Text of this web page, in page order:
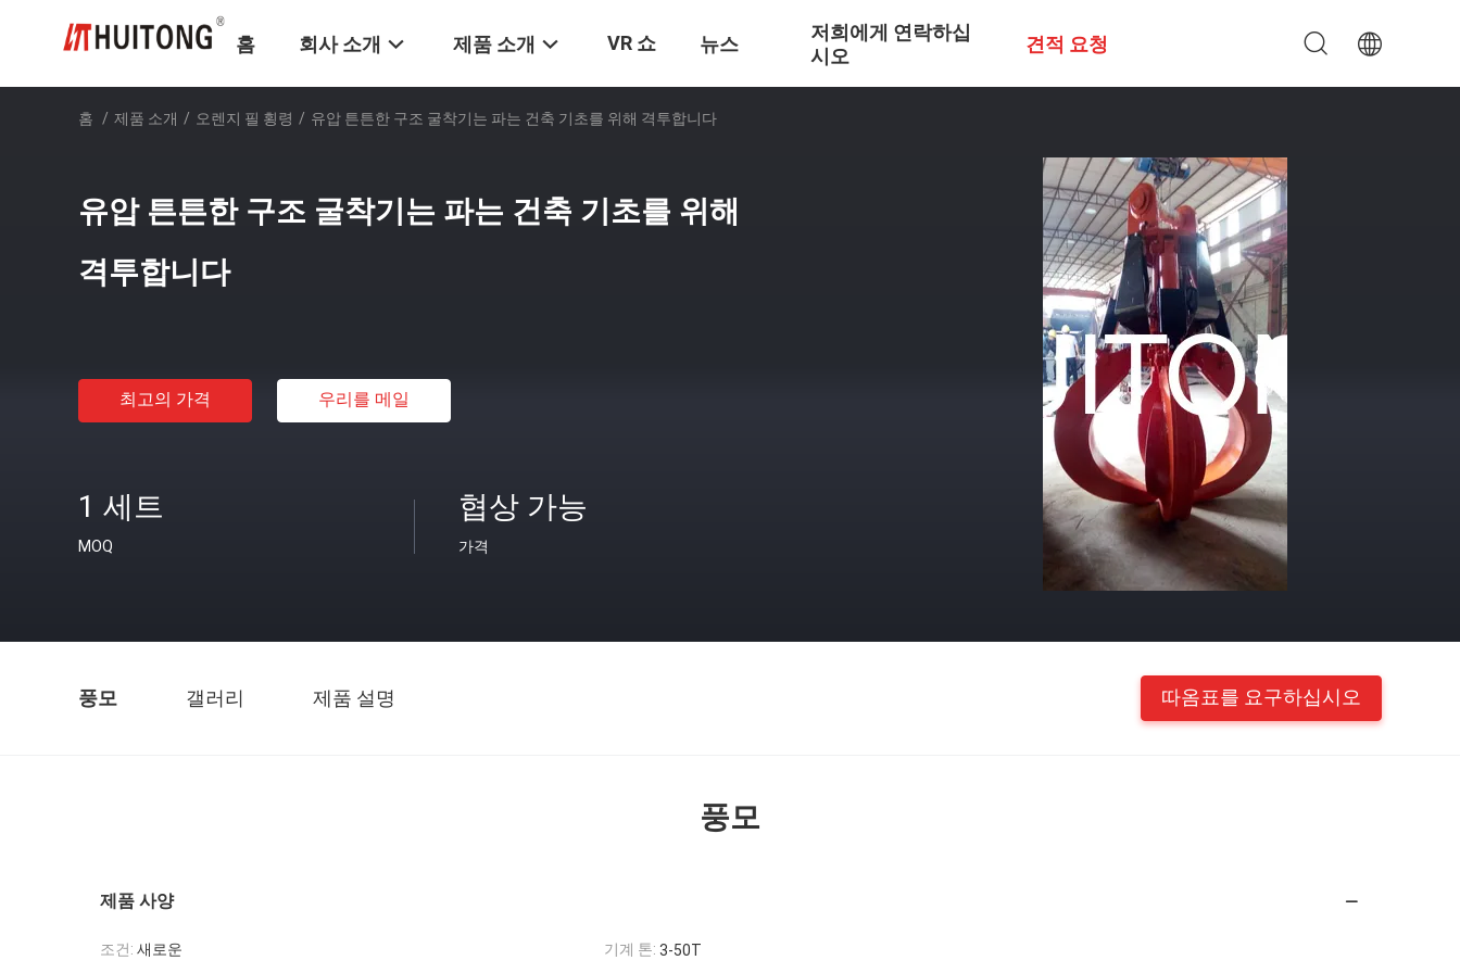
홈 회사 소개 제품 소개 VR 쇼 뉴스
저희에게 연락하십
시오
견적 요청
홈 / 제품 소개 / 오렌지 필 횡령 / 유압 튼튼한 구조 굴착기는 파는 건축 기초를 위해 격투합니다
유압 튼튼한 구조 굴착기는 파는 건축 기초를 위해
격투합니다
최고의 가격 우리를 메일
1 세트
MOQ
협상 가능
가격
풍모 갤러리 제품 설명 따옴표를 요구하십시오
풍모
제품 사양
조건: 새로운 기계 톤: 3-50T